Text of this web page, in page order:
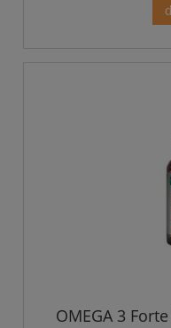
OMEGA 3